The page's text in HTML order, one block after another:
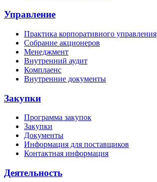
Управление
Практика корпоративного управления
Собрание акционеров
Менеджмент
Внутренний аудит
Комплаенс
Внутренние документы
Закупки
Программа закупок
Закупки
Документы
Информация для поставщиков
Контактная информация
Деятельность